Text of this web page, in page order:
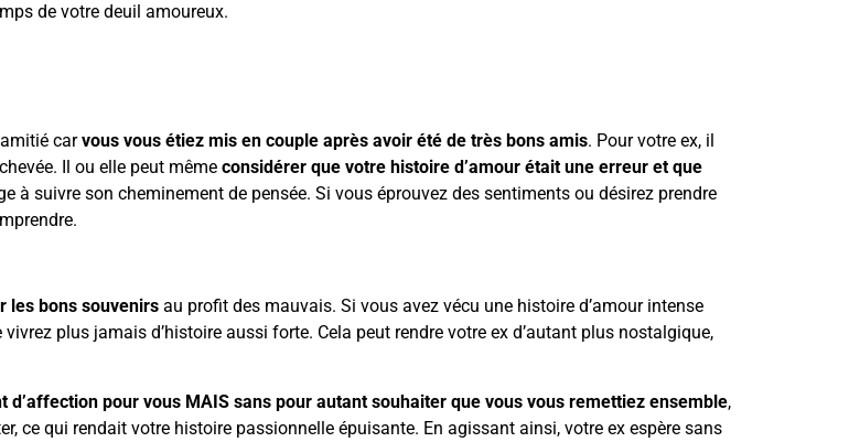
de votre deuil amoureux.
carvous vous étiez mis en couple après avoir été de très bons amis. Pour votre ex, il
Il ou elle peut même considérer que votre histoire d’amour était une erreur et que
à suivre son cheminement de pensée. Si vous éprouvez des sentiments ou désirez prendre
les bons souvenirs au profit des mauvais. Si vous avez vécu une histoire d’amour intense
plus jamais d’histoire aussi forte. Cela peut rendre votre ex d’autant plus nostalgique,
d’affection pour vous MAIS sans pour autant souhaiter que vous vous remettiez ensemble,
ce qui rendait votre histoire passionnelle épuisante. En agissant ainsi, votre ex espère sans